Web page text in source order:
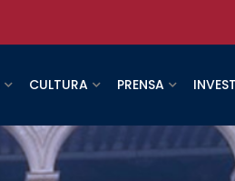
CULTURA PRENSA